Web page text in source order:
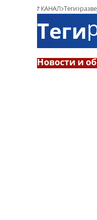
7 КАНАЛ Теги
Теги
Новости и